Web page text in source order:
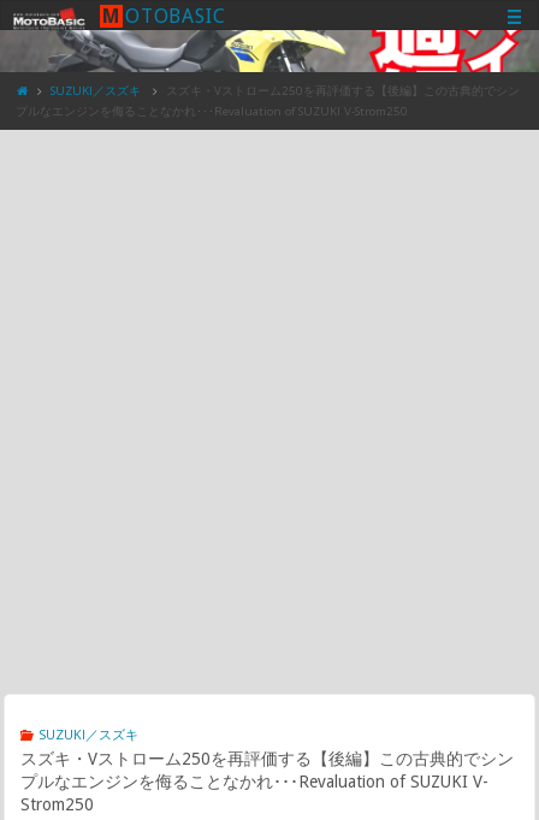
M OTOBASIC
SUZUKI／スズキ
スズキ・Vストローム250を再評価する【後編】この古典的でシン
プルなエンジンを侮ることなかれ･･･Revaluation of SUZUKI V-Strom250
SUZUKI／スズキ
スズキ・Vストローム250を再評価する【後編】この古典的でシン
プルなエンジンを侮ることなかれ･･･Revaluation of SUZUKI V-
Strom250